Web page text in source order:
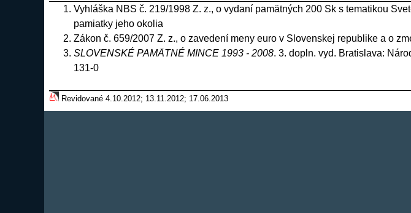
Vyhláška NBS č. 219/1998 Z. z., o vydaní pamätných 200 Sk s tematikou
pamiatky jeho okolia
Zákon č. 659/2007 Z. z., o zavedení meny euro v Slovenskej republike a o
SLOVENSKÉ PAMÄTNÉ MINCE 1993 - 2008. 3. dopln. vyd. Bratislava:
131-0
Revidované 4.10.2012; 13.11.2012; 17.06.2013